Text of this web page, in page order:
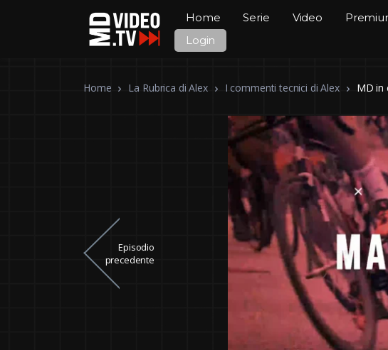
Home Serie Video
Login
Home La Rubrica di Alex I commenti tecnici di Alex MD in
Episodio
precedente